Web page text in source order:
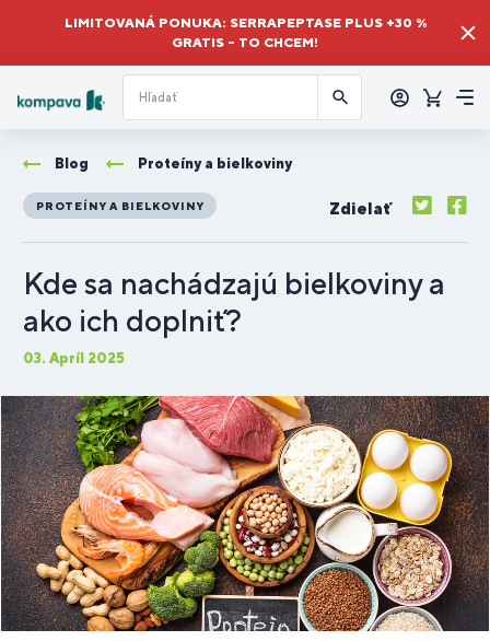
LIMITOVANÁ PONUKA: SERRAPEPTASE PLUS +30 %
GRATIS – TO CHCEM!
sa
Košík
Blog Proteíny a bielkoviny
PROTEÍNY A BIELKOVINY Zdielať
Kde sa nachádzajú bielkoviny a
ako ich doplniť?
03. Apríl 2025